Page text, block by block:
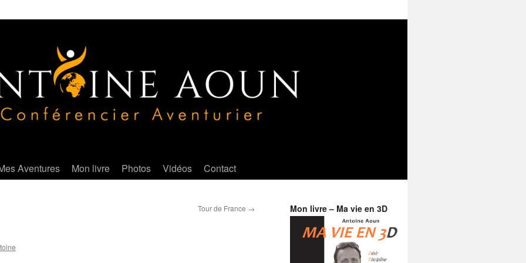
Aventures Mon livre Photos Vidéos Contact
Tour de France → Mon livre – Ma vie en 3D